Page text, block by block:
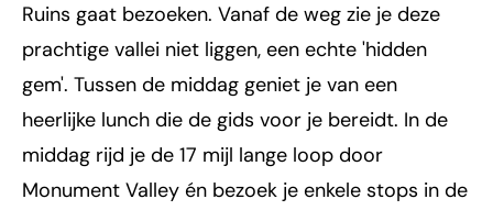
Ruins gaat bezoeken. Vanaf de weg zie je deze
prachtige vallei niet liggen, een echte 'hidden
gem'. Tussen de middag geniet je van een
heerlijke lunch die de gids voor je bereidt. In de
middag rijd je de 17 mijl lange loop door
Monument Valley én bezoek je enkele stops in de